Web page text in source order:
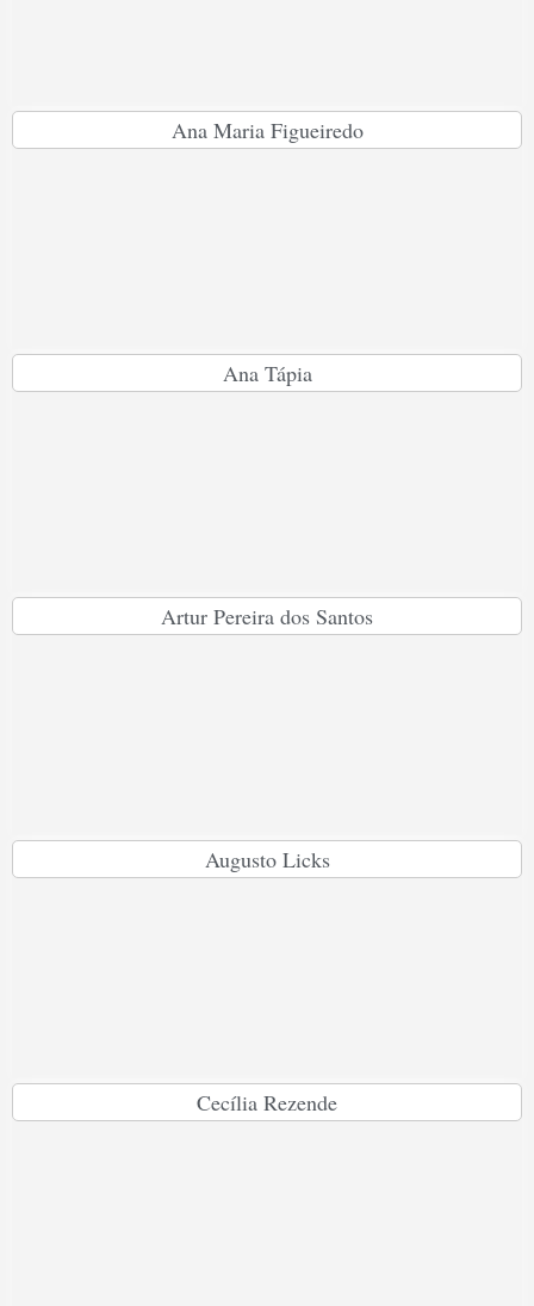
Ana Maria Figueiredo
Ana Tápia
Artur Pereira dos Santos
Augusto Licks
Cecília Rezende